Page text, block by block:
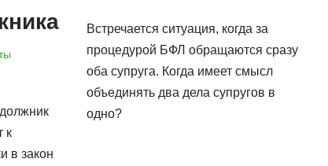
к
в закон
Встречается ситуация, когда за
процедурой БФЛ обращаются сразу
оба супруга. Когда имеет смысл
объединять два дела супругов в
одно?